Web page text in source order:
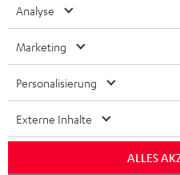
IN-EAR-KOPFHÖRER
FANSHOP
NEUHEITEN
UNSER MANAGEMENT
NACHHALTIGKEIT
UNSERE WERTE
BILDUNGSRABATT
SPANIEN
ITALIEN
Technische Änderungen, Tippfehler
Fotos abgebildete Zubehör ist nicht
Entsorgungsgebühren für Batterien
Analyse
Marketing
Personalisierung
Externe Inhalte
ALLES